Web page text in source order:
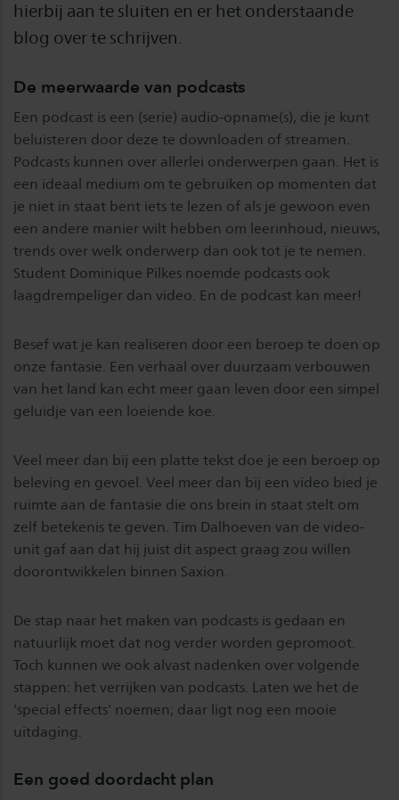
hierbij aan te sluiten en er het onderstaande
blog over te schrijven.
De meerwaarde van podcasts
Een podcast is een (serie) audio-opname(s), die je kunt
beluisteren door deze te downloaden of streamen.
Podcasts kunnen over allerlei onderwerpen gaan. Het is
een ideaal medium om te gebruiken op momenten dat
je niet in staat bent iets te lezen of als je gewoon even
een andere manier wilt hebben om leerinhoud, nieuws,
trends over welk onderwerp dan ook tot je te nemen.
Student Dominique Pilkes noemde podcasts ook
laagdrempeliger dan video. En de podcast kan meer!
Besef wat je kan realiseren door een beroep te doen op
onze fantasie. Een verhaal over duurzaam verbouwen
van het land kan echt meer gaan leven door een simpel
geluidje van een loeiende koe.
Veel meer dan bij een platte tekst doe je een beroep op
beleving en gevoel. Veel meer dan bij een video bied je
ruimte aan de fantasie die ons brein in staat stelt om
zelf betekenis te geven. Tim Dalhoeven van de video-
unit gaf aan dat hij juist dit aspect graag zou willen
doorontwikkelen binnen Saxion.
De stap naar het maken van podcasts is gedaan en
natuurlijk moet dat nog verder worden gepromoot.
Toch kunnen we ook alvast nadenken over volgende
stappen: het verrijken van podcasts. Laten we het de
'special effects' noemen; daar ligt nog een mooie
uitdaging.
Een goed doordacht plan